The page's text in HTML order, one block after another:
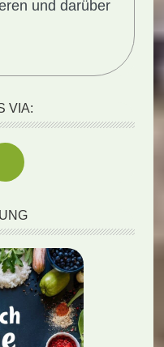
und darüber
VIA: